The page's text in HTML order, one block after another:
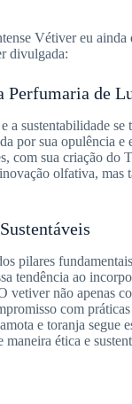
Vétiver eu
divulgada:
Perfumaria de
sustentabilidade se
por sua opulência e
com sua criação do
olfativa, mas
pilares
tendência ao
não apenas
com
e toranja segue
maneira ética e